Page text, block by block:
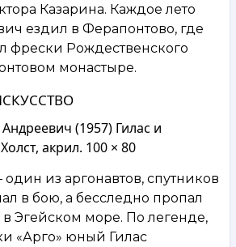
Казарина. Каждое лето
ездил в Ферапонтово, где
фрески Рождественского
монастыре.
(1957) Гилас и
акрил. 100 × 80
из аргонавтов, спутников
в бою, а бесследно пропал
в Эгейском море. По легенде,
«Арго» юный Гилас